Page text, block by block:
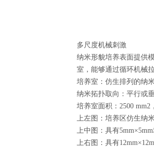
多尺度机械刺激
纳米形貌培养表面提供
室，能够通过循环机械
培养室：仿生排列的纳
纳米拓扑取向：平行或
培养室面积：2500 mm2
上左图：培养区仿生纳
上中图：具有
上右图：具有